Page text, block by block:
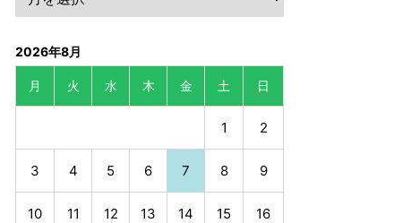
2026年8月
月 火 水 木 金 土 日
1 2
3 4 5 6 7 8 9
10 11 12 13 14 15 16